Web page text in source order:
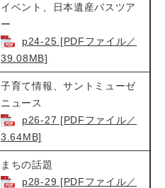
イベント、日本遺産バスツア
ー
p24-25 [PDFファイル／
39.08MB]
子育て情報、サントミューゼ
ニュース
p26-27 [PDFファイル／
3.64MB]
まちの話題
p28-29 [PDFファイル／